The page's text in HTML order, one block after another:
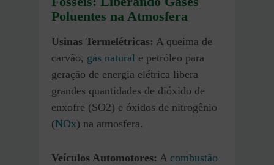
Poluentes na Atmosfera
Usinas Termelétricas: A queima de
carvão, gás natural e petróleo para
geração de energia elétrica libera
grandes quantidades de dióxido de
enxofre (SO2) e óxidos de nitrogênio
(NOx) na atmosfera.
Veículos Automotores: A combustão